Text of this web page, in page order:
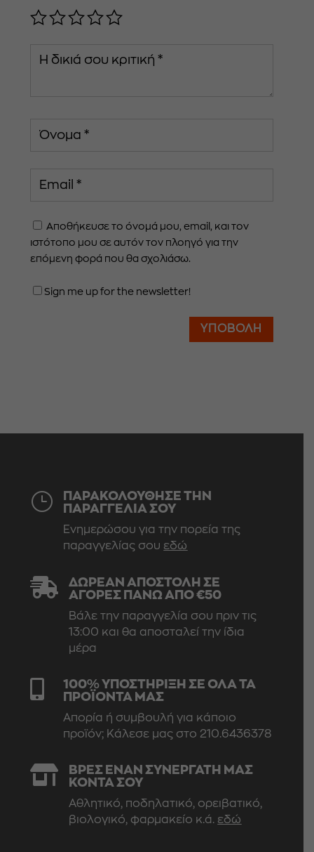
Αποθήκευσε το όνομά μου, email, και τον
ιστότοπο μου σε αυτόν τον πλοηγό για την
επόμενη φορά που θα σχολιάσω.
Sign me up for the newsletter!
ΥΠΟΒΟΛΉ
}
ΠΑΡΑΚΟΛΟΥΘΗΣΕ ΤΗΝ
ΠΑΡΑΓΓΕΛΙΑ ΣΟΥ
Ενημερώσου για την πορεία της
παραγγελίας σου εδώ

ΔΩΡΕΆΝ ΑΠΟΣΤΟΛΉ ΣΕ
ΑΓΟΡΈΣ ΠΆΝΩ ΑΠΌ €50
Βάλε την παραγγελία σου πριν τις
13:00 και θα αποσταλεί την ίδια
μέρα

100% ΥΠΟΣΤΗΡΙΞΗ ΣΕ ΟΛΑ ΤΑ
ΠΡΟΪΟΝΤΑ ΜΑΣ
Απορία ή συμβουλή για κάποιο
προϊόν; Κάλεσε μας στο 210.6436378

ΒΡΕΣ ΕΝΑΝ ΣΥΝΕΡΓΑΤΗ ΜΑΣ
ΚΟΝΤΑ ΣΟΥ
Αθλητικό, ποδηλατικό, ορειβατικό,
βιολογικό, φαρμακείο κ.ά. εδώ